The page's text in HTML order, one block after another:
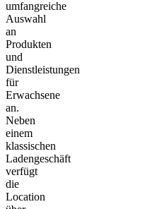
umfangreiche
Auswahl
an
Produkten
und
Dienstleistungen
für
Erwachsene
an.
Neben
einem
klassischen
Ladengeschäft
verfügt
die
Location